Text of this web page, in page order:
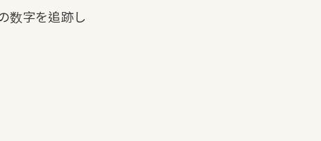
数字を追跡し